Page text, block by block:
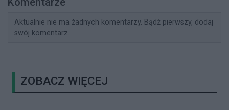
Aktualnie nie ma żadnych komentarzy. Bądź pierwszy, dodaj
swój komentarz.
ZOBACZ WIĘCEJ